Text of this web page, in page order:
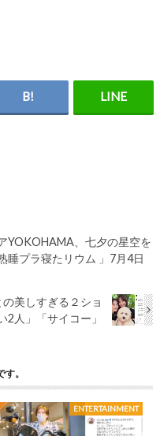
YOKOHAMA、七夕の星空を
睡プラ寝たリウム 」7月4日
美しすぎる２ショ
2人」「サイコー」
。
ENTERTAINMENT